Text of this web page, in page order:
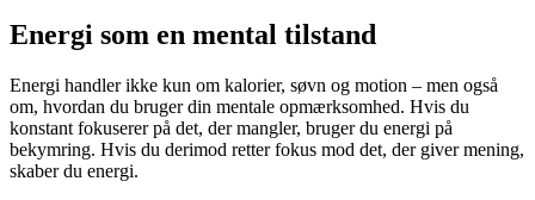
Energi som en mental tilstand
Energi handler ikke kun om kalorier, søvn og motion – men også
om, hvordan du bruger din mentale opmærksomhed. Hvis du
konstant fokuserer på det, der mangler, bruger du energi på
bekymring. Hvis du derimod retter fokus mod det, der giver mening,
skaber du energi.